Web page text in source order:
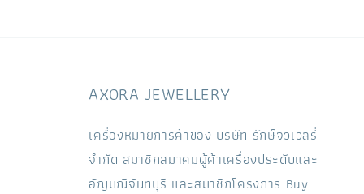
AXORA JEWELLERY
เครื่องหมายการค้าของ บริษัท รักษ์จิวเวลรี่
จำกัด สมาชิกสมาคมผู้ค้าเครื่องประดับและ
อัญมณีจันทบุรี และสมาชิกโครงการ Buy